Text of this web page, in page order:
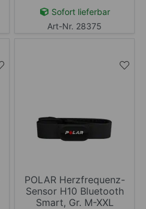
Sofort lieferbar
Art-Nr. 28375
POLAR Herzfrequenz-
Sensor H10 Bluetooth
Smart, Gr. M-XXL